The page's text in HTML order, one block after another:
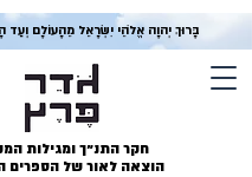
בָּרוּךְ יְהוָה אֱלֹהֵי יִשְׂרָאֵל מֵהָעוֹלָם וְעַד
חקר התנ״ך ומגילות
הוצאה לאור של הספרים